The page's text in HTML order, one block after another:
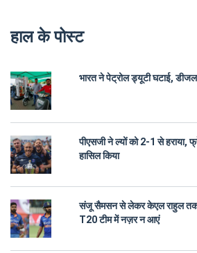
हाल के पोस्ट
भारत ने पेट्रोल ड्यूटी घटाई,
पीएसजी ने ल्यों को 2-1 से हराया,
हासिल किया
संजू सैमसन से लेकर केएल राहुल तक:
T20 टीम में नज़र न आएं